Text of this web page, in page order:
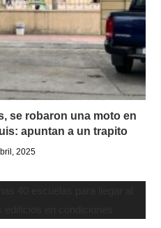
se robaron una moto en
apuntan a un trapito
2025